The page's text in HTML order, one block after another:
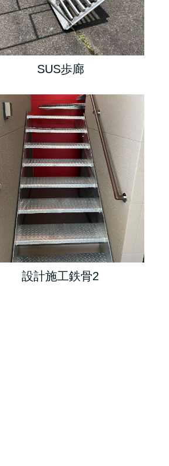
SUS歩廊
設計施工鉄骨2